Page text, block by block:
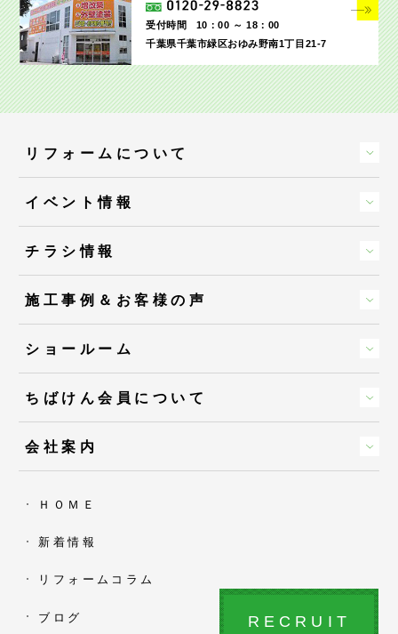
受付時間
10：00 ～ 18：00
千葉県千葉市緑区おゆみ野南1丁目21-7
リフォームについて
イベント情報
チラシ情報
施工事例＆お客様の声
ショールーム
ちばけん会員について
会社案内
ＨＯＭＥ
新着情報
リフォームコラム
ブログ RECRUIT